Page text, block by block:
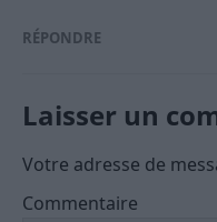
RÉPONDRE
Laisser un
Votre adresse de
Commentaire